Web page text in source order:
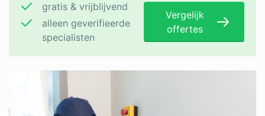
gratis & vrijblijvend
alleen geverifieerde
specialisten
Vergelijk
offertes